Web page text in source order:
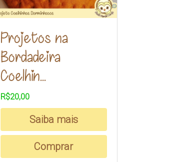
Projetos na
Bordadeira
Coelhin...
R$20,00
Saiba mais
Comprar